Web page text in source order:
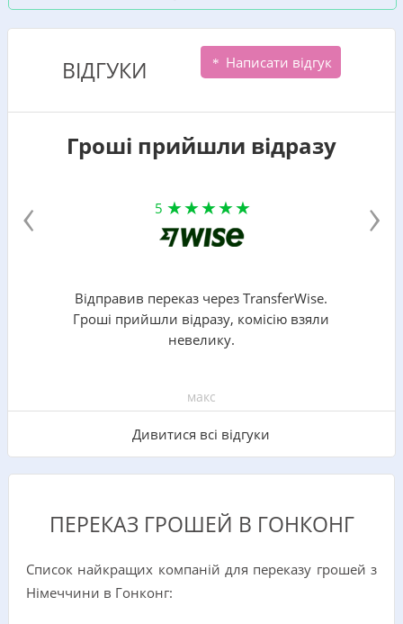
ВІДГУКИ Написати відгук
Гроші прийшли відразу
5
Відправив переказ через TransferWise.
Гроші прийшли відразу, комісію взяли
невелику.
макс
Дивитися всі відгуки
‹ ›
ПЕРЕКАЗ ГРОШЕЙ В ГОНКОНГ
Список найкращих компаній для переказу грошей з
Німеччини в Гонконг: